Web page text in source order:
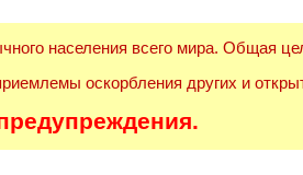
населения всего мира. Общая
оскорбления других и